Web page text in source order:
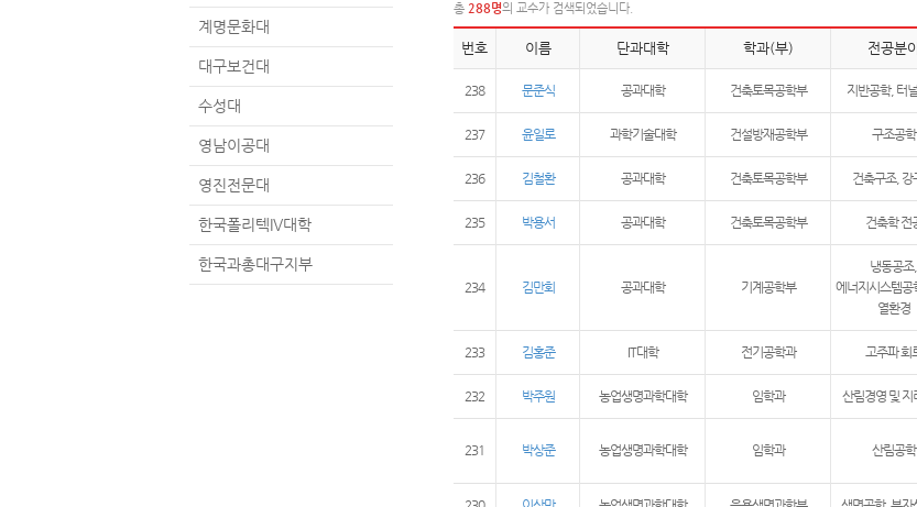
계명문화대
대구보건대
수성대
영남이공대
영진전문대
한국폴리텍IV대학
한국과총대구지부
총 288명의 교수가 검색되었습니다.
번호 이름 단과대학 학과(부) 전공분
238 문준식 공과대학 건축토목공학부 지반공학, 터
237 윤일로 과학기술대학 건설방재공학부 구조공학
236 김철환 공과대학 건축토목공학부 건축구조, 강
235 박용서 공과대학 건축토목공학부 건축학 전
234 김만회 공과대학 기계공학부
냉동공조,
에너지시스템공
열환경
233 김홍준 IT대학 전기공학과 고주파 회
232 박주원 농업생명과학대학 임학과 산림경영 및 지
231 박상준 농업생명과학대학 임학과 산림공학